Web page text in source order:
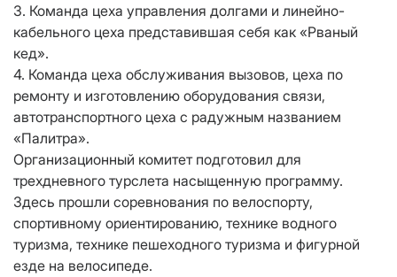
3. Команда цеха управления долгами и линейно-
кабельного цеха представившая себя как «Рваный
кед».
4. Команда цеха обслуживания вызовов, цеха по
ремонту и изготовлению оборудования связи,
автотранспортного цеха с радужным названием
«Палитра».
Организационный комитет подготовил для
трехдневного турслета насыщенную программу.
Здесь прошли соревнования по велоспорту,
спортивному ориентированию, технике водного
туризма, технике пешеходного туризма и фигурной
езде на велосипеде.